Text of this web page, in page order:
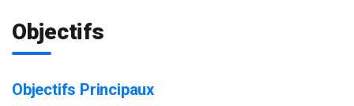
Objectifs
Objectifs Principaux